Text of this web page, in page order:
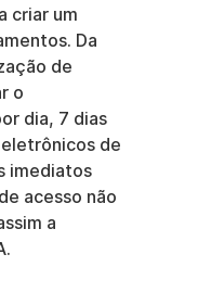
criar um
Da
de
o
dia, 7 dias
de
imediatos
acesso não
a